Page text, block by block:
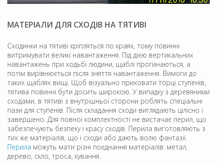
МАТЕРІАЛИ ДЛЯ СХОДІВ НА ТЯТИВІ
Сходинки на тятиві кріпляться по краях, тому повинні
витримувати великі навантаження. Під дією вертикальних
навантажень при ходьбі людини, щаблі прогинаються, а
потім вирівнюється після зняття навантаження. Вимоги до
таких щаблях вищі. Щоб візуально приховати торці ступенів,
тятива повинні бути досить широкою. У випадку з деревяними
сходами, в тятиві з внутрішньої сторони роблять спеціальні
пази для ступенів. Після складання сходи виглядають цілісно і
завершено. Для повної комплектності не вистачає перил, що
забезпечують безпеку і красу сходів. Перила виготовляють з
тих же матеріалів, що і сходи або дають волю фантазії.
Перила можуть мати різні поєднання матеріалів: метал,
дерево, скло, троса, кування.